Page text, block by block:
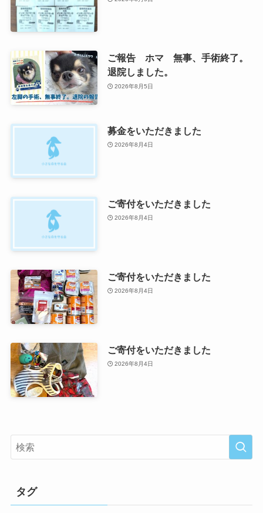
ご報告 ホマ 無事、手術終了。
退院しました。
2026年8月5日
募金をいただきました
2026年8月4日
ご寄付をいただきました
2026年8月4日
ご寄付をいただきました
2026年8月4日
ご寄付をいただきました
2026年8月4日
タグ